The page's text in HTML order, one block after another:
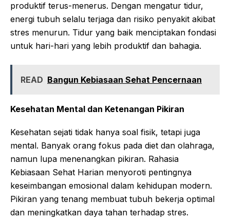
produktif terus-menerus. Dengan mengatur tidur,
energi tubuh selalu terjaga dan risiko penyakit akibat
stres menurun. Tidur yang baik menciptakan fondasi
untuk hari-hari yang lebih produktif dan bahagia.
READ Bangun Kebiasaan Sehat Pencernaan
Kesehatan Mental dan Ketenangan Pikiran
Kesehatan sejati tidak hanya soal fisik, tetapi juga
mental. Banyak orang fokus pada diet dan olahraga,
namun lupa menenangkan pikiran. Rahasia
Kebiasaan Sehat Harian menyoroti pentingnya
keseimbangan emosional dalam kehidupan modern.
Pikiran yang tenang membuat tubuh bekerja optimal
dan meningkatkan daya tahan terhadap stres.